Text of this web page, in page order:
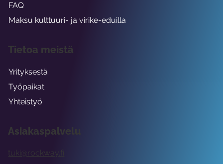
Asiakaspalvelu
tuki@rockway.fi
FAQ
Maksu kulttuuri- ja virike-eduilla
Tietoa meistä
Yrityksestä
Työpaikat
Yhteistyö